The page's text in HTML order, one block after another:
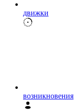
движки
возникновения